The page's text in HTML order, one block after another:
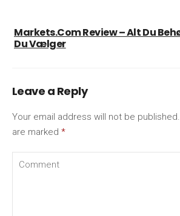
Markets.com Review – Alt Du
Du Vælger
Leave a Reply
Your email address will not be published.
are marked *